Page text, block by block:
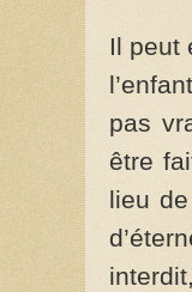
Il peut
pas
être
lieu